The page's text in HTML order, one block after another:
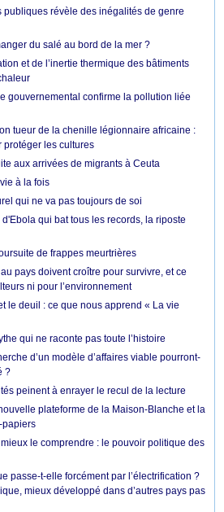
publiques révèle des inégalités de genre
du salé au bord de la mer ?
et de l’inertie thermique des bâtiments
gouvernemental confirme la pollution liée
tueur de la chenille légionnaire africaine :
protéger les cultures
aux arrivées de migrants à Ceuta
à la fois
qui ne va pas toujours de soi
qui bat tous les records, la riposte
de frappes meurtrières
pays doivent croître pour survivre, et ce
ni pour l’environnement
le deuil : ce que nous apprend « La vie
qui ne raconte pas toute l’histoire
d’un modèle d’affaires viable pourront-
?
peinent à enrayer le recul de la lecture
plateforme de la Maison-Blanche et la
papiers
le comprendre : le pouvoir politique des
passe-t-elle forcément par l’électrification ?
mieux développé dans d’autres pays pas